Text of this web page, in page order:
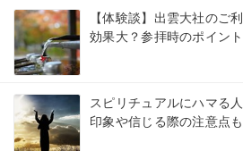
【体験談】出雲大社のご
効果大？参拝時のポイン
スピリチュアルにハマる
印象や信じる際の注意点も